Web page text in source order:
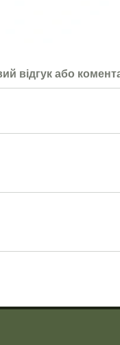
відгук або